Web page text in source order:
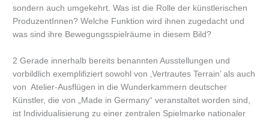
sondern auch umgekehrt. Was ist die Rolle der künstlerischen
ProduzentInnen? Welche Funktion wird ihnen zugedacht und
was sind ihre Bewegungsspielräume in diesem Bild?
2 Gerade innerhalb bereits benannten Ausstellungen und
vorbildlich exemplifiziert sowohl von ‚Vertrautes Terrain’ als auch
von Atelier-Ausflügen in die Wunderkammern deutscher
Künstler, die von „Made in Germany“ veranstaltet worden sind,
ist Individualisierung zu einer zentralen Spielmarke nationaler